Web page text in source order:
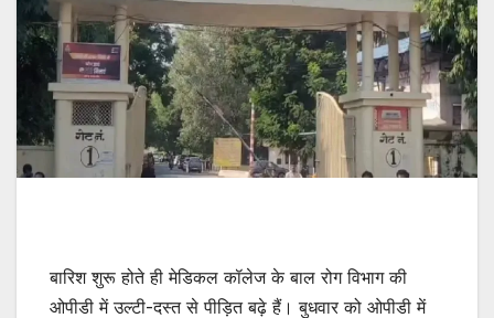
बारिश शुरू होते ही मेडिकल कॉलेज के बाल रोग विभाग की
ओपीडी में उल्टी-दस्त से पीड़ित बढ़े हैं। बुधवार को ओपीडी में